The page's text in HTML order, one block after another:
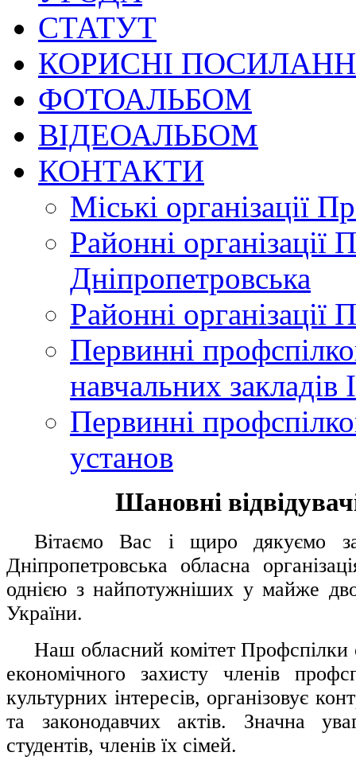
СТАТУТ
КОРИСНІ
ФОТОАЛЬБОМ
ВІДЕОАЛЬБОМ
КОНТАКТИ
Міські організації
Районні організації
Дніпропетровська
Районні організації
Первинні
навчальних закладів
Первинні
установ
Шановні
Вітаємо Вас і щиро дякуємо за
Дніпропетровська обласна
однією з найпотужніших у майже
України.
Наш обласний комітет Профспілки
економічного захисту членів
культурних інтересів, організовує
та законодавчих актів. Значна
студентів, членів їх сімей.